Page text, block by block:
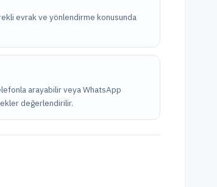
evrak ve yönlendirme konusunda
arayabilir veya WhatsApp
değerlendirilir.